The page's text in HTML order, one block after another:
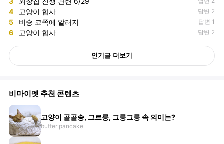
4 고양이 합사 답변 2
5 비숑 코쪽에 알러지 답변 1
6 고양이 합사 답변 2
인기글 더보기
비마이펫 추천 콘텐츠
고양이 골골송, 그르릉, 그릉그릉 속 의미는?
butter pancake